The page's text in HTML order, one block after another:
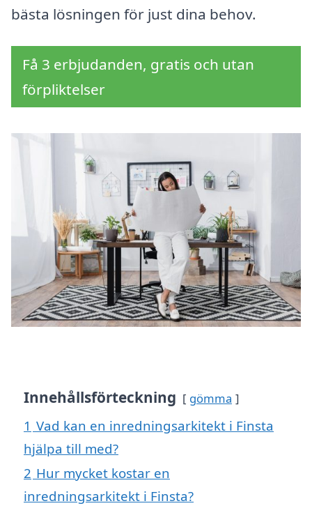
bästa lösningen för just dina behov.
Få 3 erbjudanden, gratis och utan
förpliktelser
Innehållsförteckning gömma
1 Vad kan en inredningsarkitekt i Finsta
hjälpa till med?
2 Hur mycket kostar en
inredningsarkitekt i Finsta?